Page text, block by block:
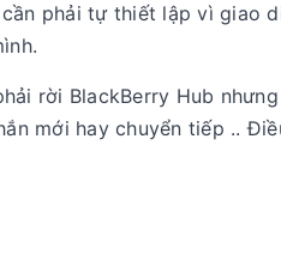
phải tự thiết lập vì giao
rời BlackBerry Hub
mới hay chuyển tiếp ..